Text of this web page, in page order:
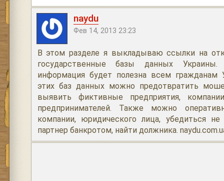
naydu
Фев 14, 2013 23:23
В этом разделе я выкладываю ссылки на
государственные базы данных
информация будет полезна всем
этих баз данных можно предотвратить
выявить фиктивные предприятия,
предпринимателей. Также можно
компании, юридического лица, убедиться
партнер банкротом, найти должника.